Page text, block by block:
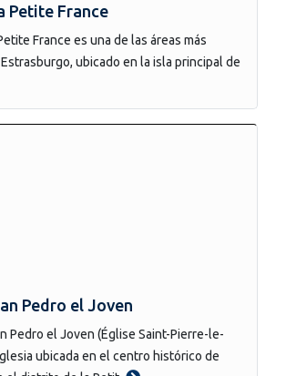
Petite France
France es una de las áreas más
ubicado en la isla principal de
Pedro el Joven
Pedro el Joven (Église Saint-Pierre-le-
ubicada en el centro histórico de